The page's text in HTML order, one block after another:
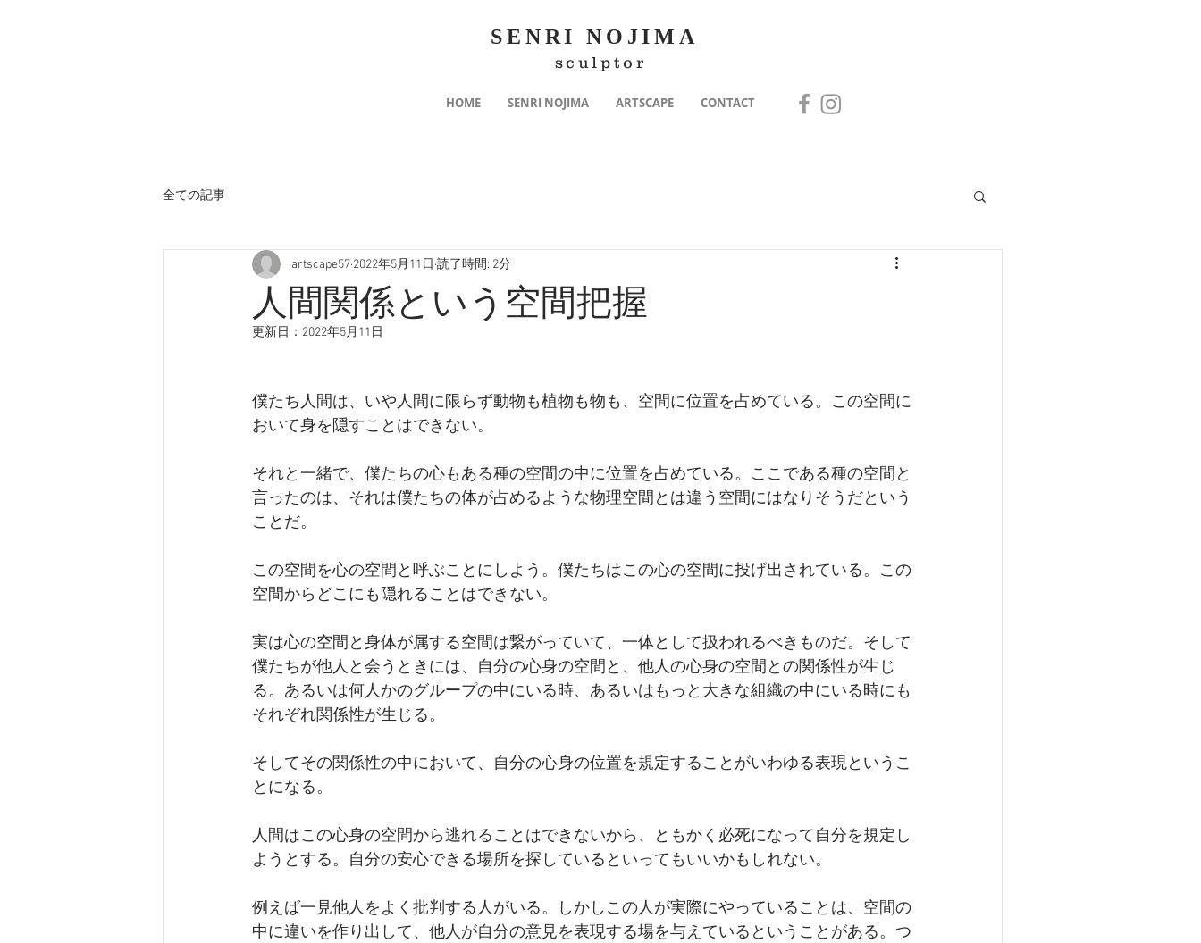
SENRI NOJIMA
sculptor
HOME SENRI NOJIMA ARTSCAPE CONTACT
全ての記事
人間関係という空間把握
artscape57 2022年5月11日 読了時間: 2分
更新日： 2022年5月11日
僕たち人間は、いや人間に限らず動物も植物も物も、空間に位置を占めている。この空間に
おいて身を隠すことはできない。
それと一緒で、僕たちの心もある種の空間の中に位置を占めている。ここである種の空間と
言ったのは、それは僕たちの体が占めるような物理空間とは違う空間にはなりそうだという
ことだ。
この空間を心の空間と呼ぶことにしよう。僕たちはこの心の空間に投げ出されている。この
空間からどこにも隠れることはできない。
実は心の空間と身体が属する空間は繋がっていて、一体として扱われるべきものだ。そして
僕たちが他人と会うときには、自分の心身の空間と、他人の心身の空間との関係性が生じ
る。あるいは何人かのグループの中にいる時、あるいはもっと大きな組織の中にいる時にも
それぞれ関係性が生じる。
そしてその関係性の中において、自分の心身の位置を規定することがいわゆる表現というこ
とになる。
人間はこの心身の空間から逃れることはできないから、ともかく必死になって自分を規定し
ようとする。自分の安心できる場所を探しているといってもいいかもしれない。
例えば一見他人をよく批判する人がいる。しかしこの人が実際にやっていることは、空間の
中に違いを作り出して、他人が自分の意見を表現する場を与えているということがある。つ